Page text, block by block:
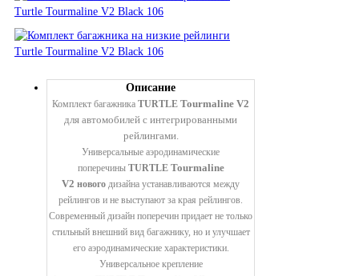
Описание
Комплект багажника TURTLE Tourmaline V2
для автомобилей с интегрированными
рейлингами.
Универсальные аэродинамические
поперечины TURTLE Tourmaline
V2 нового дизайна устанавливаются между
рейлингов и не выступают за края рейлингов.
Современный дизайн поперечин придает не только
стильный внешний вид багажнику, но и улучшает
его аэродинамические характеристики.
Универсальное крепление